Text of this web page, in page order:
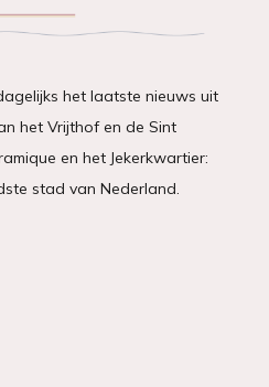
het laatste nieuws uit
het Vrijthof en de Sint
en het Jekerkwartier:
stad van Nederland.